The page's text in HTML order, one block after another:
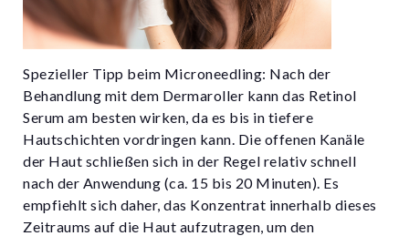
Spezieller Tipp beim Microneedling: Nach der
Behandlung mit dem Dermaroller kann das Retinol
Serum am besten wirken, da es bis in tiefere
Hautschichten vordringen kann. Die offenen Kanäle
der Haut schließen sich in der Regel relativ schnell
nach der Anwendung (ca. 15 bis 20 Minuten). Es
empfiehlt sich daher, das Konzentrat innerhalb dieses
Zeitraums auf die Haut aufzutragen, um den